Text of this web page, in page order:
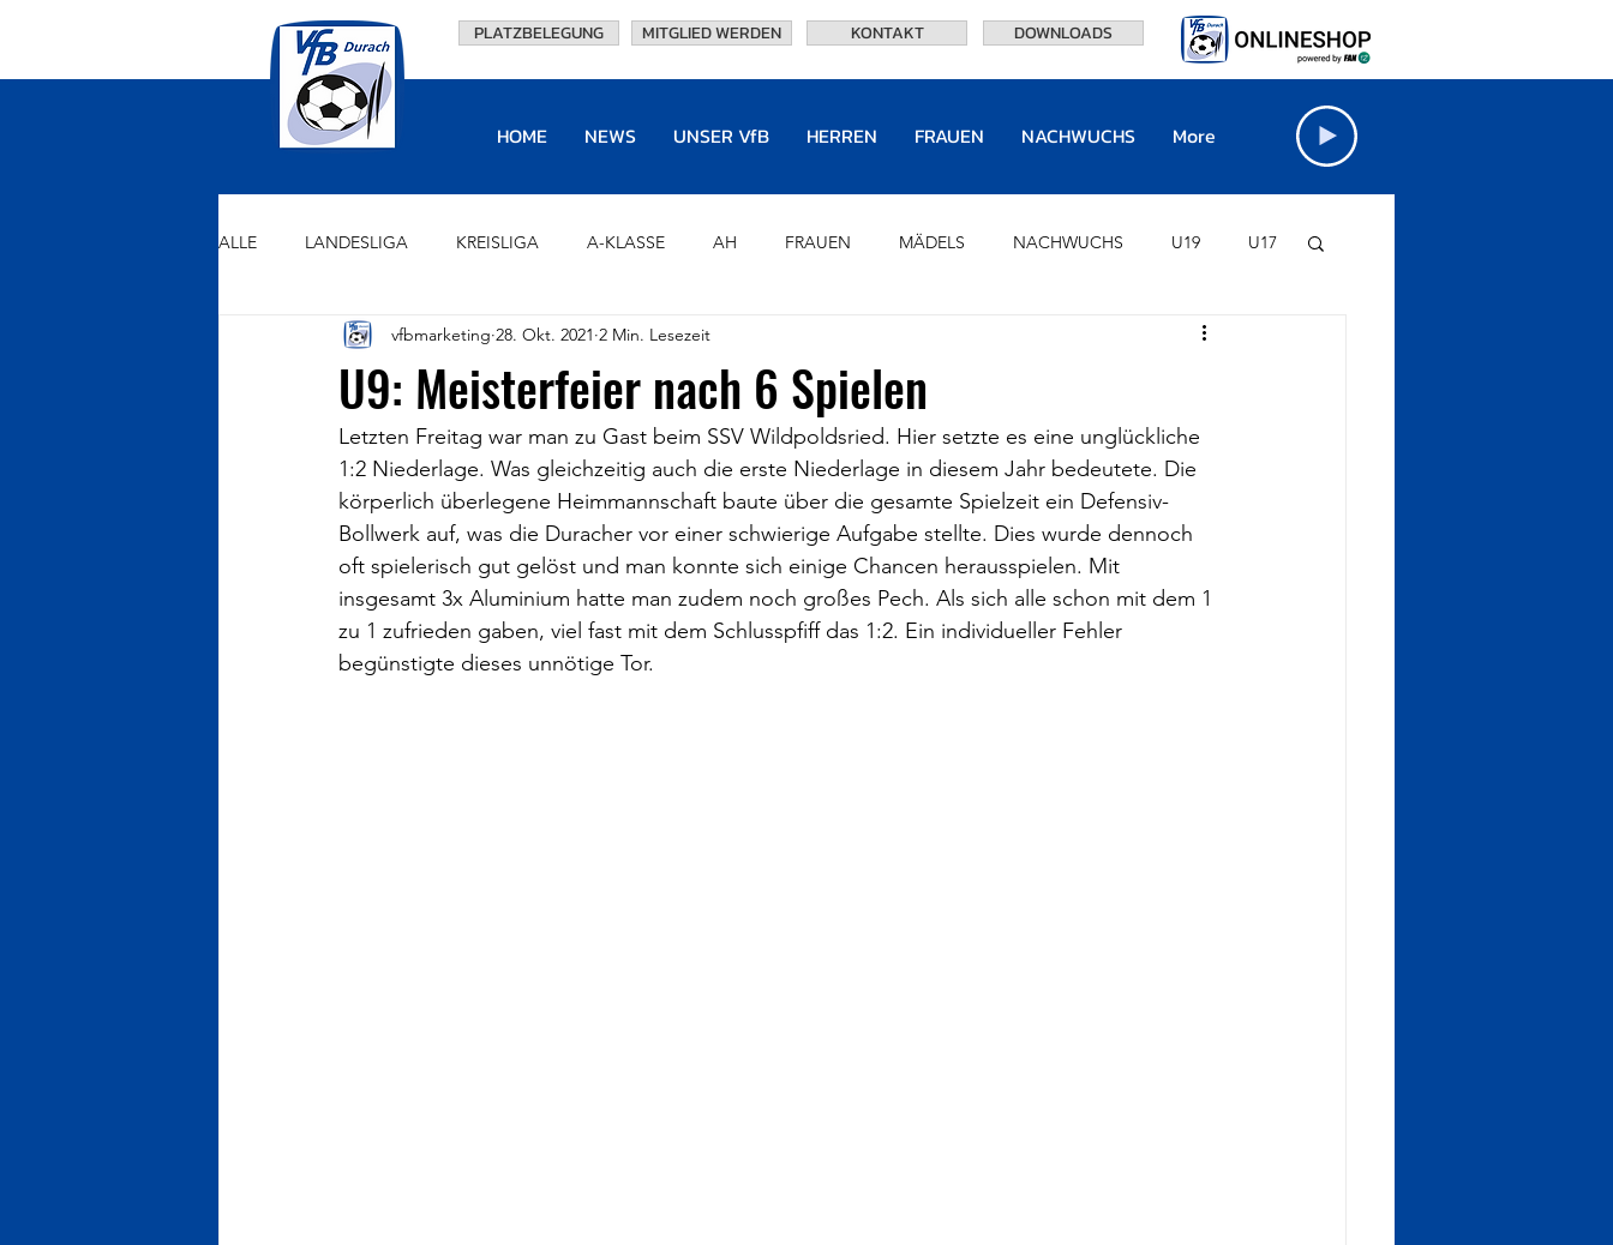
PLATZBELEGUNG MITGLIED WERDEN KONTAKT DOWNLOADS
HOME NEWS UNSER VfB HERREN FRAUEN NACHWUCHS More
ALLE LANDESLIGA KREISLIGA A-KLASSE AH FRAUEN MÄDELS NACHWUCHS U19 U17
U13 U11 U9 U8 CHRONIK
VORSTAND FÖRDERVEREIN TRAININGSANLAGEN EHRENVORSTAND NEWS VfB BÖRSE
U9: Meisterfeier nach 6 Spielen
vfbmarketing 28. Okt. 2021 2 Min. Lesezeit
Letzten Freitag war man zu Gast beim SSV Wildpoldsried. Hier setzte es eine unglückliche
1:2 Niederlage. Was gleichzeitig auch die erste Niederlage in diesem Jahr bedeutete. Die
körperlich überlegene Heimmannschaft baute über die gesamte Spielzeit ein Defensiv-
Bollwerk auf, was die Duracher vor einer schwierige Aufgabe stellte. Dies wurde dennoch
oft spielerisch gut gelöst und man konnte sich einige Chancen herausspielen. Mit
insgesamt 3x Aluminium hatte man zudem noch großes Pech. Als sich alle schon mit dem 1
zu 1 zufrieden gaben, viel fast mit dem Schlusspfiff das 1:2. Ein individueller Fehler
begünstigte dieses unnötige Tor.